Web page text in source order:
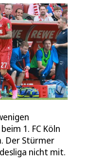
1. FC Köln
Der Stürmer
nicht mit.